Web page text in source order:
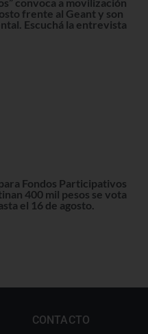
frente al Geant y son
Escuchá la entrevista
Fondos Participativos
400 mil pesos se vota
el 16 de agosto.
CONTACTO